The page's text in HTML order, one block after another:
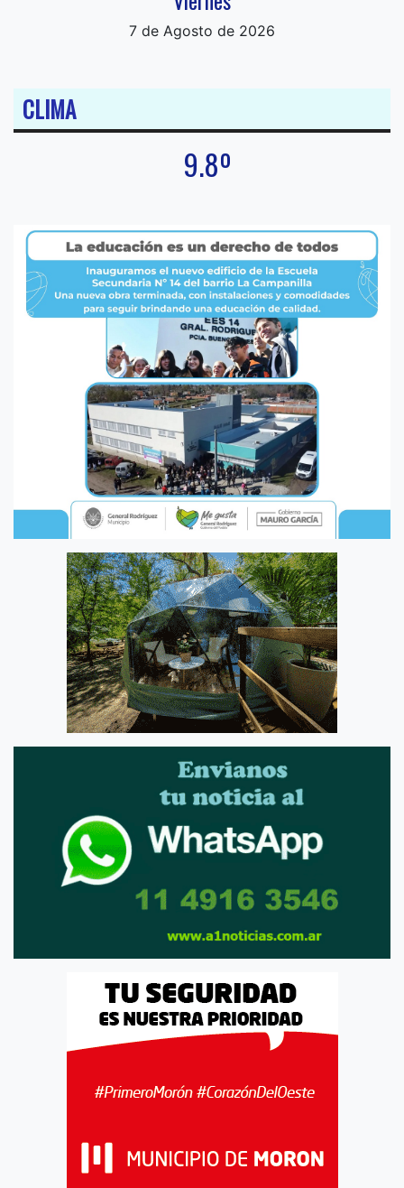
7 de Agosto de 2026
CLIMA
9.8º